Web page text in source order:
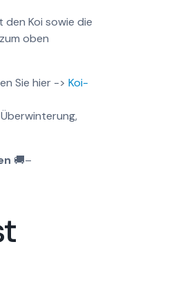
Koi sowie die
oben
Sie hier -> Koi-
🚚–